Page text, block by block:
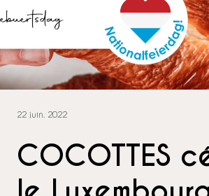
22 juin. 2022
COCOTTES